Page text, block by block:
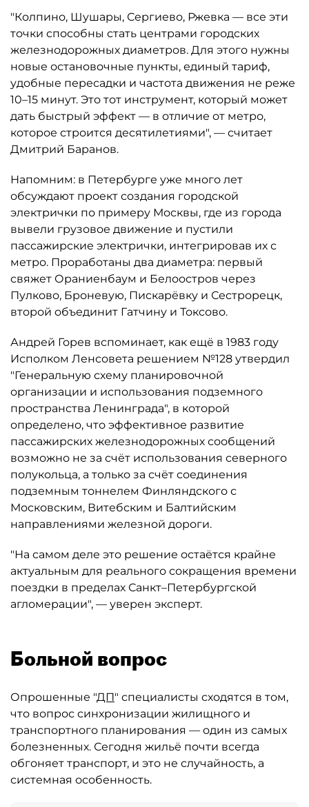
"Колпино, Шушары, Сергиево, Ржевка — все эти
точки способны стать центрами городских
железнодорожных диаметров. Для этого нужны
новые остановочные пункты, единый тариф,
удобные пересадки и частота движения не реже
10–15 минут. Это тот инструмент, который может
дать быстрый эффект — в отличие от метро,
которое строится десятилетиями", — считает
Дмитрий Баранов.
Напомним: в Петербурге уже много лет
обсуждают проект создания городской
электрички по примеру Москвы, где из города
вывели грузовое движение и пустили
пассажирские электрички, интегрировав их с
метро. Проработаны два диаметра: первый
свяжет Ораниенбаум и Белоостров через
Пулково, Броневую, Пискарёвку и Сестрорецк,
второй объединит Гатчину и Токсово.
Андрей Горев вспоминает, как ещё в 1983 году
Исполком Ленсовета решением №128 утвердил
"Генеральную схему планировочной
организации и использования подземного
пространства Ленинграда", в которой
определено, что эффективное развитие
пассажирских железнодорожных сообщений
возможно не за счёт использования северного
полукольца, а только за счёт соединения
подземным тоннелем Финляндского с
Московским, Витебским и Балтийским
направлениями железной дороги.
"На самом деле это решение остаётся крайне
актуальным для реального сокращения времени
поездки в пределах Санкт–Петербургской
агломерации", — уверен эксперт.
Больной вопрос
Опрошенные "ДП" специалисты сходятся в том,
что вопрос синхронизации жилищного и
транспортного планирования — один из самых
болезненных. Сегодня жильё почти всегда
обгоняет транспорт, и это не случайность, а
системная особенность.